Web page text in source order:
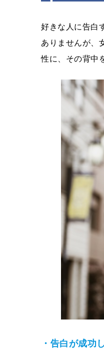
好きな人に告白
ありませんが、
性に、その背中
・告白が成功